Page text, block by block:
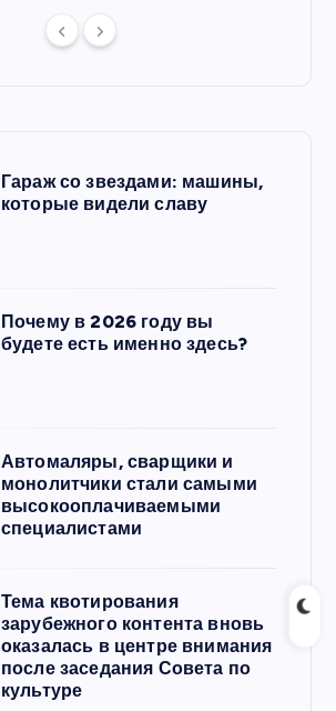
Гараж со звездами: машины,
которые видели славу
Почему в 2026 году вы
будете есть именно здесь?
Автомаляры, сварщики и
монолитчики стали самыми
высокооплачиваемыми
специалистами
Тема квотирования
зарубежного контента вновь
оказалась в центре внимания
после заседания Совета по
культуре